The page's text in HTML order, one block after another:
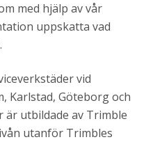
med hjälp av vår
uppskatta vad
vid
Karlstad, Göteborg och
är utbildade av Trimble
utanför Trimbles